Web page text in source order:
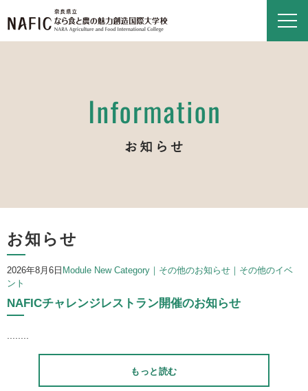
お知らせ
2026年8月6日 Module New Category｜その他のお知らせ｜その他のイベ
ント
NAFICチャレンジレストラン開催のお知らせ
もっと読む